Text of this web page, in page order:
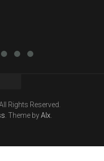
Rights Reserved.
. Theme byAlx